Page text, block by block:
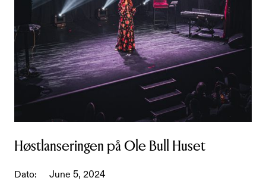
Høstlanseringen på Ole Bull Huset
Dato: June 5, 2024